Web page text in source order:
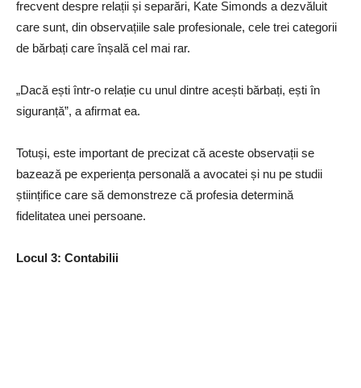
frecvent despre relații și separări, Kate Simonds a dezvăluit
care sunt, din observațiile sale profesionale, cele trei categorii
de bărbați care înșală cel mai rar.
„Dacă ești într-o relație cu unul dintre acești bărbați, ești în
siguranță”, a afirmat ea.
Totuși, este important de precizat că aceste observații se
bazează pe experiența personală a avocatei și nu pe studii
științifice care să demonstreze că profesia determină
fidelitatea unei persoane.
Locul 3: Contabilii